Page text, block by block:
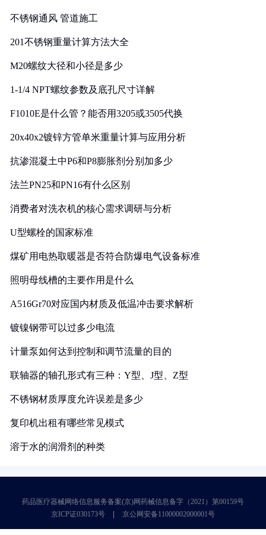
不锈钢通风 管道施工
201不锈钢重量计算方法大全
M20螺纹大径和小径是多少
1-1/4 NPT螺纹参数及底孔尺寸详解
F1010E是什么管？能否用3205或3505代换
20x40x2镀锌方管单米重量计算与应用分析
抗渗混凝土中P6和P8膨胀剂分别加多少
法兰PN25和PN16有什么区别
消费者对洗衣机的核心需求调研与分析
U型螺栓的国家标准
煤矿用电热取暖器是否符合防爆电气设备标准
照明母线槽的主要作用是什么
A516Gr70对应国内材质及低温冲击要求解析
镀镍钢带可以过多少电流
计量泵如何达到控制和调节流量的目的
联轴器的轴孔形式有三种：Y型、J型、Z型
不锈钢材质厚度允许误差是多少
复印机出租有哪些常见模式
溶于水的润滑剂的种类
药品医疗器械网络信息服务备案(京)网药械信息备字（2021）第00159号
京ICP证030173号
京公网安备11000002000001号